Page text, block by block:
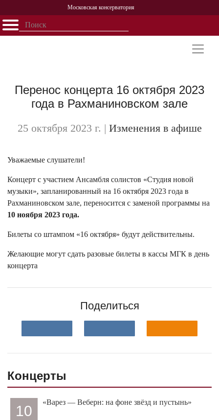
Московская консерватория
Открыть - закрыть
Персоналии
История
Перенос концерта 16 октября 2023
года в Рахманиновском зале
25 октября 2023 г. | Изменения в афише
Уважаемые слушатели!
Концерт с участием Ансамбля солистов «Студия новой
музыки», запланированный на 16 октября 2023 года в
Рахманиновском зале, переносится с заменой программы на
10 ноября 2023 года.
Билеты со штампом «16 октября» будут действительны.
Желающие могут сдать разовые билеты в кассы МГК в день
концерта
Поделиться
Концерты
10
«Варез — Веберн: на фоне звёзд и пустынь»